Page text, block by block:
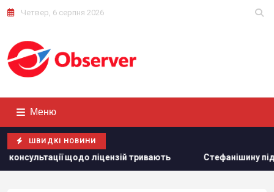
Четвер, 6 серпня 2026
Меню
ШВИДКІ НОВИНИ
тривають Стефанішину підозрюють в